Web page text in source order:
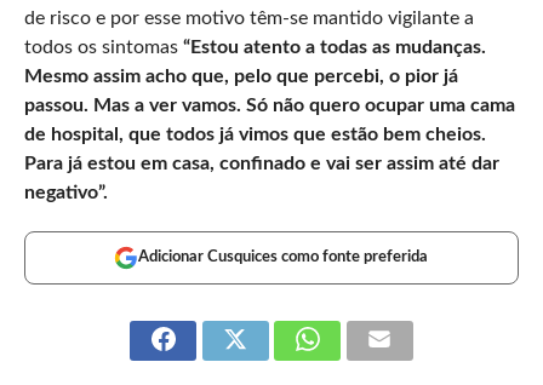
de risco e por esse motivo têm-se mantido vigilante a
todos os sintomas“Estou atento a todas as mudanças.
Mesmo assim acho que, pelo que percebi, o pior já
passou. Mas a ver vamos. Só não quero ocupar uma cama
de hospital, que todos já vimos que estão bem cheios.
Para já estou em casa, confinado e vai ser assim até dar
negativo”.
Adicionar Cusquices como fonte preferida